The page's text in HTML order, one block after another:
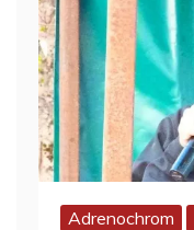
Adrenochrom